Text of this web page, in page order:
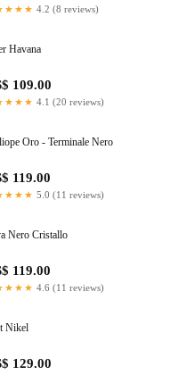
4.2 (8 reviews)
Havana
109.00
4.1 (20 reviews)
Oro - Terminale Nero
119.00
5.0 (11 reviews)
Nero Cristallo
119.00
4.6 (11 reviews)
Nikel
129.00